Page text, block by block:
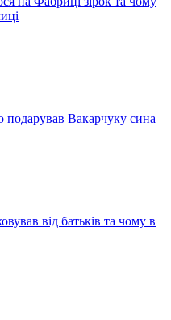
подарував Вакарчуку сина
від батьків та чому в